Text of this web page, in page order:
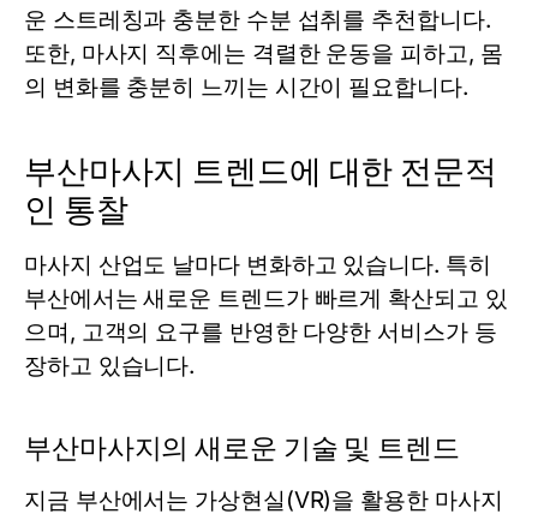
운 스트레칭과 충분한 수분 섭취를 추천합니다.
또한, 마사지 직후에는 격렬한 운동을 피하고, 몸
의 변화를 충분히 느끼는 시간이 필요합니다.
부산마사지 트렌드에 대한 전문적
인 통찰
마사지 산업도 날마다 변화하고 있습니다. 특히
부산에서는 새로운 트렌드가 빠르게 확산되고 있
으며, 고객의 요구를 반영한 다양한 서비스가 등
장하고 있습니다.
부산마사지의 새로운 기술 및 트렌드
지금 부산에서는 가상현실(VR)을 활용한 마사지